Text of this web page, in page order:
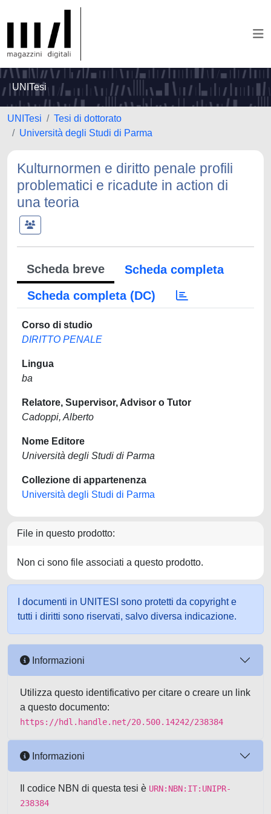
UNITesi
UNITesi
Tesi di dottorato
Università degli Studi di Parma
Kulturnormen e diritto penale profili
problematici e ricadute in action di
una teoria
Scheda breve
Scheda completa
Scheda completa (DC)
Corso di studio
DIRITTO PENALE
Lingua
ba
Relatore, Supervisor, Advisor o Tutor
Cadoppi, Alberto
Nome Editore
Università degli Studi di Parma
Collezione di appartenenza
Università degli Studi di Parma
File in questo prodotto:
Non ci sono file associati a questo prodotto.
I documenti in UNITESI sono protetti da copyright e
tutti i diritti sono riservati, salvo diversa indicazione.
Informazioni
Utilizza questo identificativo per citare o creare un link
a questo documento:
https://hdl.handle.net/20.500.14242/238384
Informazioni
Il codice NBN di questa tesi è URN:NBN:IT:UNIPR-
238384